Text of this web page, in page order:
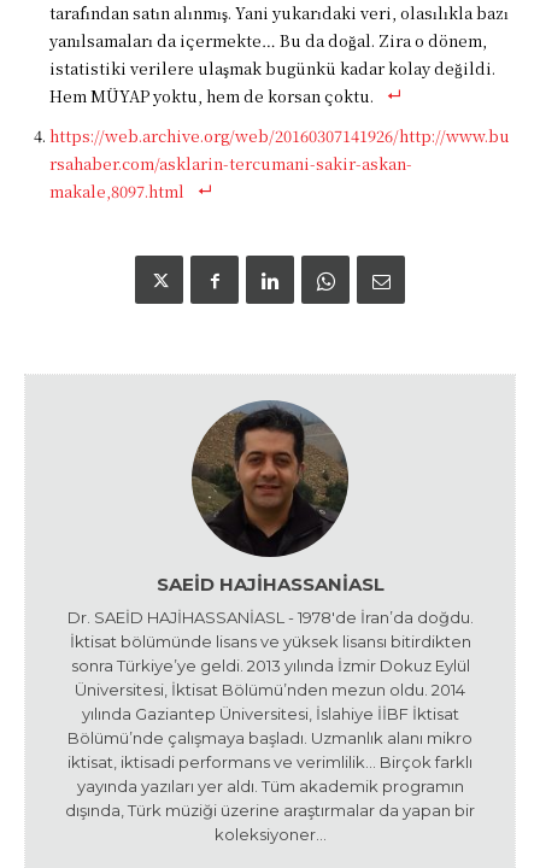
tarafından satın alınmış. Yani yukarıdaki veri, olasılıkla bazı
yanılsamaları da içermekte… Bu da doğal. Zira o dönem,
istatistiki verilere ulaşmak bugünkü kadar kolay değildi.
Hem MÜYAP yoktu, hem de korsan çoktu.
https://web.archive.org/web/20160307141926/http://www.bu
rsahaber.com/asklarin-tercumani-sakir-askan-
makale,8097.html
SAEID HAJIHASSANIASL
Dr. SAEİD HAJİHASSANİASL - 1978'de İran’da doğdu.
İktisat bölümünde lisans ve yüksek lisansı bitirdikten
sonra Türkiye’ye geldi. 2013 yılında İzmir Dokuz Eylül
Üniversitesi, İktisat Bölümü’nden mezun oldu. 2014
yılında Gaziantep Üniversitesi, İslahiye İİBF İktisat
Bölümü’nde çalışmaya başladı. Uzmanlık alanı mikro
iktisat, iktisadi performans ve verimlilik… Birçok farklı
yayında yazıları yer aldı. Tüm akademik programın
dışında, Türk müziği üzerine araştırmalar da yapan bir
koleksiyoner…